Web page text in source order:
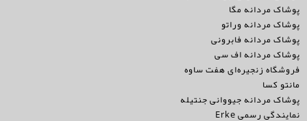
پوشاک مردانه مگا
پوشاک مردانه وراتو
پوشاک مردانه فابرونی
پوشاک مردانه اف سی
فروشگاه زنجیره‌ای هفت ساوه
مانتو کسا
پوشاک مردانه جیووانی جنتیله
نمایندگی رسمی Erke